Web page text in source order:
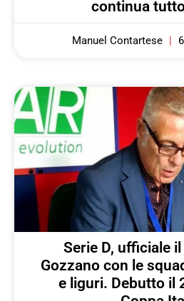
continua tutto
Manuel Contartese
Serie D, ufficiale
Gozzano con le
e liguri. Debutto il